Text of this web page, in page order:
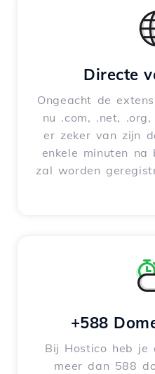
Directe
Ongeacht de
nu .com, .net,
er zeker van zijn
enkele minuten na
zal worden
+588
Bij Hostico heb je
meer dan 588